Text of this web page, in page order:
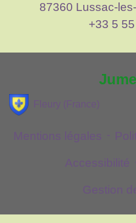
87360 Lussac-
+33 5
Fleury (France)
Mentions légales -
Accessibilité
Gestion